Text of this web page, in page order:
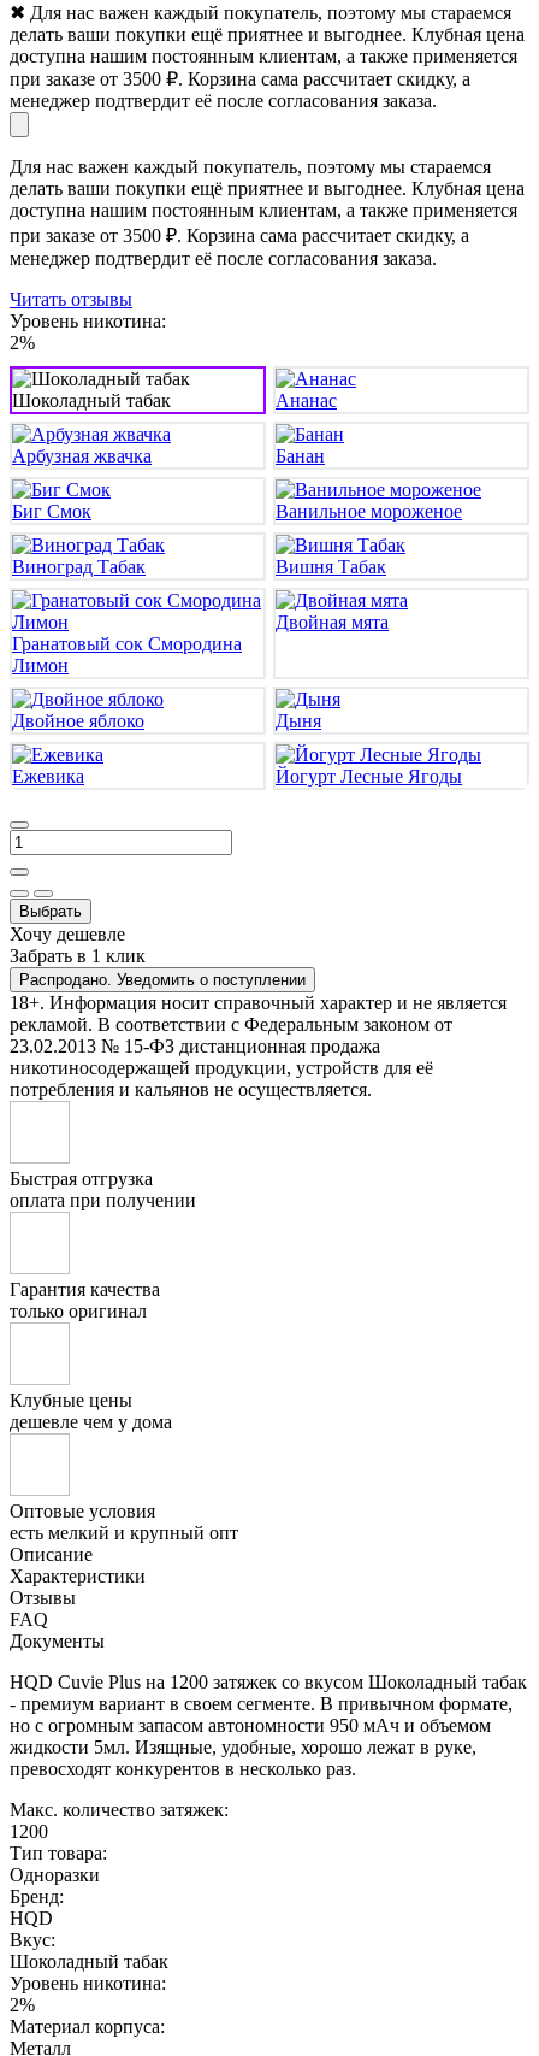
✖ Для нас важен каждый покупатель, поэтому мы стараемся
делать ваши покупки ещё приятнее и выгоднее. Клубная цена
доступна нашим постоянным клиентам, а также применяется
при заказе от 3500 ₽. Корзина сама рассчитает скидку, а
менеджер подтвердит её после согласования заказа.
Для нас важен каждый покупатель, поэтому мы стараемся
делать ваши покупки ещё приятнее и выгоднее. Клубная цена
доступна нашим постоянным клиентам, а также применяется
при заказе от 3500 ₽. Корзина сама рассчитает скидку, а
менеджер подтвердит её после согласования заказа.
Читать отзывы
Уровень никотина:
2%
Шоколадный табак Ананас
Арбузная жвачка Банан
Биг Смок Ванильное мороженое
Виноград Табак Вишня Табак
Гранатовый сок Смородина
Лимон
Двойная мята
Двойное яблоко Дыня
Ежевика Йогурт Лесные Ягоды
Выбрать
Хочу дешевле
Забрать в 1 клик
Распродано. Уведомить о поступлении
18+. Информация носит справочный характер и не является
рекламой. В соответствии с Федеральным законом от
23.02.2013 № 15-ФЗ дистанционная продажа
никотиносодержащей продукции, устройств для её
потребления и кальянов не осуществляется.
Быстрая отгрузка
оплата при получении
Гарантия качества
только оригинал
Клубные цены
дешевле чем у дома
Оптовые условия
есть мелкий и крупный опт
Описание
Характеристики
Отзывы
FAQ
Документы
HQD Cuvie Plus на 1200 затяжек со вкусом Шоколадный табак
- премиум вариант в своем сегменте. В привычном формате,
но с огромным запасом автономности 950 мАч и объемом
жидкости 5мл. Изящные, удобные, хорошо лежат в руке,
превосходят конкурентов в несколько раз.
Макс. количество затяжек:
1200
Тип товара:
Одноразки
Бренд:
HQD
Вкус:
Шоколадный табак
Уровень никотина:
2%
Материал корпуса:
Металл